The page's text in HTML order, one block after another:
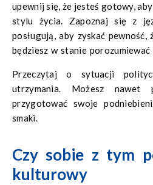
upewnij się, że jesteś gotowy,
stylu życia. Zapoznaj się z
posługują, aby zyskać
będziesz w stanie
jaka jest pogoda przez cały
fizycznie i psychicznie.
Przeczytaj o sytuacji
utrzymania. Możesz nawet
przygotować swoje
smaki.
Czy sobie z tym
kulturowy